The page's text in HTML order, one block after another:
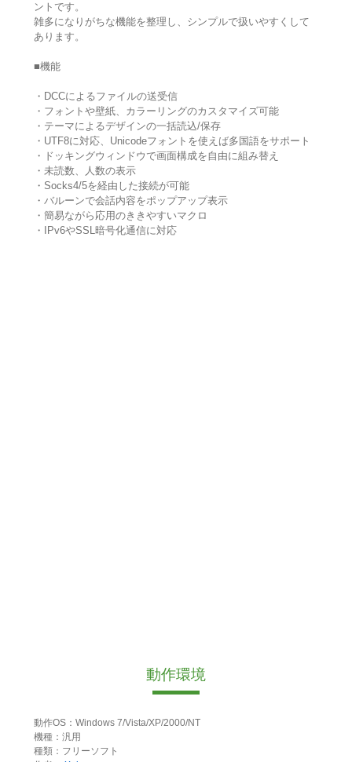
ントです。
雑多になりがちな機能を整理し、シンプルで扱いやすくして
あります。
■機能
・DCCによるファイルの送受信
・フォントや壁紙、カラーリングのカスタマイズ可能
・テーマによるデザインの一括読込/保存
・UTF8に対応、Unicodeフォントを使えば多国語をサポート
・ドッキングウィンドウで画面構成を自由に組み替え
・未読数、人数の表示
・Socks4/5を経由した接続が可能
・バルーンで会話内容をポップアップ表示
・簡易ながら応用のききやすいマクロ
・IPv6やSSL暗号化通信に対応
動作環境
動作OS：Windows 7/Vista/XP/2000/NT
機種：汎用
種類：フリーソフト